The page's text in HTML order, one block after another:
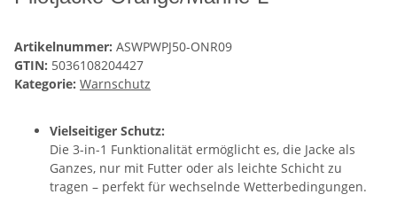
Artikelnummer: ASWPWPJ50-ONR09
GTIN: 5036108204427
Kategorie: Warnschutz
Vielseitiger Schutz:
Die 3-in-1 Funktionalität ermöglicht es, die Jacke als
Ganzes, nur mit Futter oder als leichte Schicht zu
tragen – perfekt für wechselnde Wetterbedingungen.